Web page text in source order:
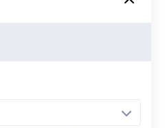
雲端硬碟